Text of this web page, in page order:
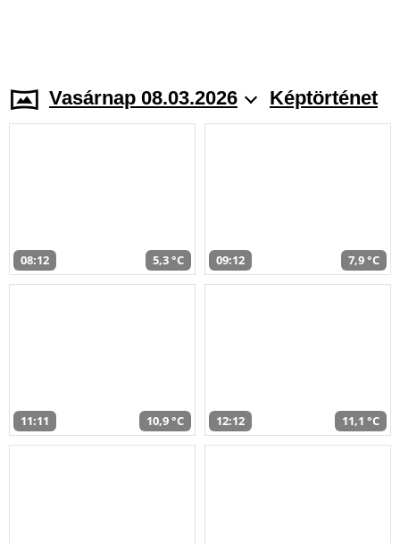
Vasárnap 08.03.2026 Képtörténet
08:12 5,3 °C 09:12 7,9 °C
11:11 10,9 °C 12:12 11,1 °C